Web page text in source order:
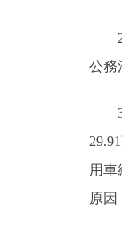
2.
公務
3.
用車
原